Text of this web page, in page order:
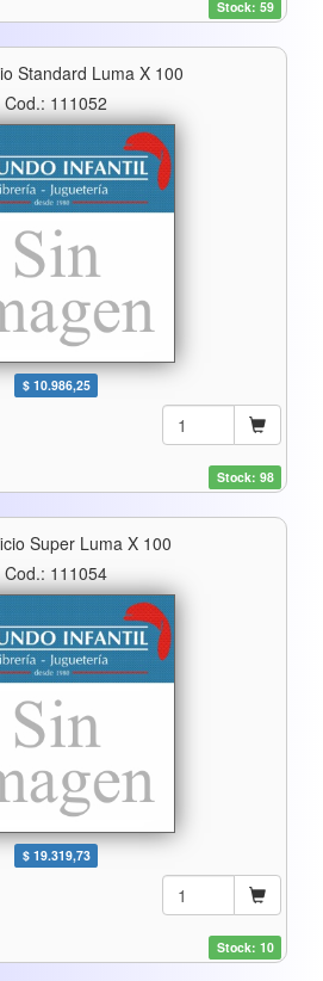
Stock: 59
Standard Luma X 100
Cod.: 111052
$ 10.986,25
Stock: 98
Super Luma X 100
Cod.: 111054
$ 19.319,73
Stock: 10